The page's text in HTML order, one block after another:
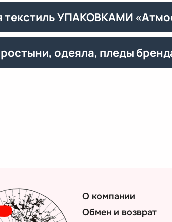
текстиль УПАКОВКАМИ
одеяла, пледы
О компании
Обмен и возврат